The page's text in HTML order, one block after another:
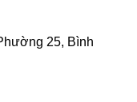
25, Bình